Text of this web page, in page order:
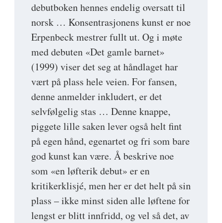
debutboken hennes endelig oversatt til
norsk … Konsentrasjonens kunst er noe
Erpenbeck mestrer fullt ut. Og i møte
med debuten «Det gamle barnet»
(1999) viser det seg at håndlaget har
vært på plass hele veien. For fansen,
denne anmelder inkludert, er det
selvfølgelig stas … Denne knappe,
piggete lille saken lever også helt fint
på egen hånd, egenartet og fri som bare
god kunst kan være. Å beskrive noe
som «en løfterik debut» er en
kritikerklisjé, men her er det helt på sin
plass – ikke minst siden alle løftene for
lengst er blitt innfridd, og vel så det, av